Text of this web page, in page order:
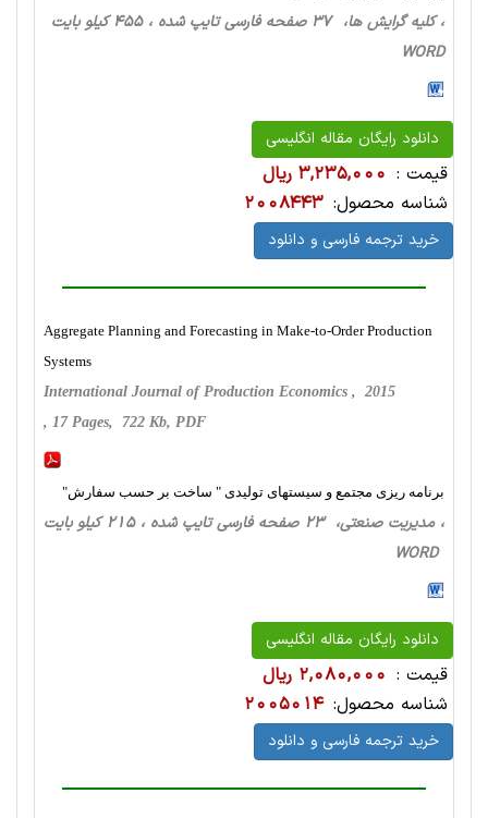
، کلیه گرایش ها، 37 صفحه فارسی تایپ شده ، 455 کیلو بایت
WORD
دانلود رایگان مقاله انگلیسی
قیمت : 3,235,000 ریال
شناسه محصول: 2008443
خرید ترجمه فارسی و دانلود
Aggregate Planning and Forecasting in Make-to-Order Production
Systems
International Journal of Production Economics , 2015
, 17 Pages, 722 Kb, PDF
برنامه ریزی مجتمع و سیستهای تولیدی " ساخت بر حسب سفارش"
، مدیریت صنعتی، 23 صفحه فارسی تایپ شده ، 215 کیلو بایت
WORD
دانلود رایگان مقاله انگلیسی
قیمت : 2,080,000 ریال
شناسه محصول: 2005014
خرید ترجمه فارسی و دانلود